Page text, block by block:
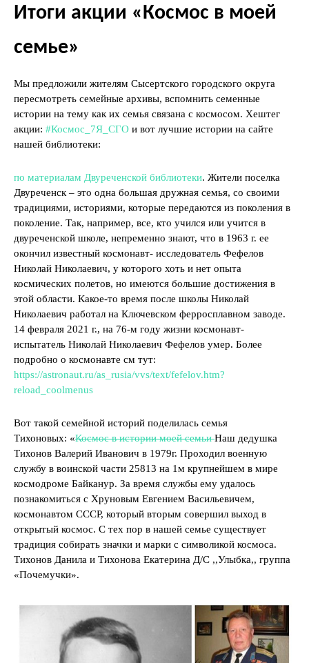
Итоги акции «Космос в моей
семье»
Мы предложили жителям Сысертского городского округа
пересмотреть семейные архивы, вспомнить семенные
истории на тему как их семья связана с космосом. Хештег
акции: #Космос_7Я_СГО и вот лучшие истории на сайте
нашей библиотеки:
по материалам Двуреченской библиотеки. Жители поселка
Двуреченск – это одна большая дружная семья, со своими
традициями, историями, которые передаются из поколения в
поколение. Так, например, все, кто учился или учится в
двуреченской школе, непременно знают, что в 1963 г. ее
окончил известный космонавт- исследователь Фефелов
Николай Николаевич, у которого хоть и нет опыта
космических полетов, но имеются большие достижения в
этой области. Какое-то время после школы Николай
Николаевич работал на Ключевском ферросплавном заводе.
14 февраля 2021 г., на 76-м году жизни космонавт-
испытатель Николай Николаевич Фефелов умер. Более
подробно о космонавте см тут:
https://astronaut.ru/as_rusia/vvs/text/fefelov.htm?
reload_coolmenus
Вот такой семейной историй поделилась семья
Тихоновых: «Космос в истории моей семьиНаш дедушка
Тихонов Валерий Иванович в 1979г. Проходил военную
службу в воинской части 25813 на 1м крупнейшем в мире
космодроме Байканур. За время службы ему удалось
познакомиться с Хруновым Евгением Васильевичем,
космонавтом СССР, который вторым совершил выход в
открытый космос. С тех пор в нашей семье существует
традиция собирать значки и марки с символикой космоса.
Тихонов Данила и Тихонова Екатерина Д/С ,,Улыбка,, группа
«Почемучки».